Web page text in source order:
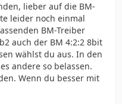
lieber auf die BM-
leider noch einmal
BM-Treiber
auch der BM 4:2:2 8bit
wählst du aus. In den
andere so belassen.
Wenn du besser mit